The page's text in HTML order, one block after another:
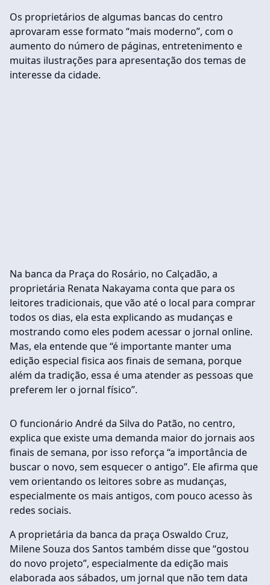
Os proprietários de algumas bancas do centro
aprovaram esse formato “mais moderno”, com o
aumento do número de páginas, entretenimento e
muitas ilustrações para apresentação dos temas de
interesse da cidade.
Na banca da Praça do Rosário, no Calçadão, a
proprietária Renata Nakayama conta que para os
leitores tradicionais, que vão até o local para comprar
todos os dias, ela esta explicando as mudanças e
mostrando como eles podem acessar o jornal online.
Mas, ela entende que “é importante manter uma
edição especial fisica aos finais de semana, porque
além da tradição, essa é uma atender as pessoas que
preferem ler o jornal físico”.
O funcionário André da Silva do Patão, no centro,
explica que existe uma demanda maior do jornais aos
finais de semana, por isso reforça “a importância de
buscar o novo, sem esquecer o antigo”. Ele afirma que
vem orientando os leitores sobre as mudanças,
especialmente os mais antigos, com pouco acesso às
redes sociais.
A proprietária da banca da praça Oswaldo Cruz,
Milene Souza dos Santos também disse que “gostou
do novo projeto”, especialmente da edição mais
elaborada aos sábados, um jornal que não tem data